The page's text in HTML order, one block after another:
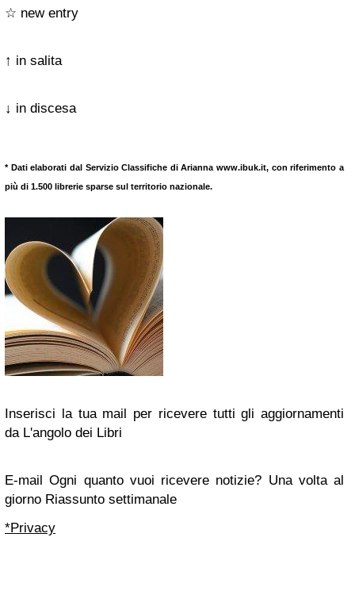
☆ new entry
↑ in salita
↓ in discesa
* Dati elaborati dal Servizio Classifiche di Arianna www.ibuk.it, con riferimento a
più di 1.500 librerie sparse sul territorio nazionale.
Inserisci la tua mail per ricevere tutti gli aggiornamenti
da L'angolo dei Libri
E-mail Ogni quanto vuoi ricevere notizie? Una volta al
giorno Riassunto settimanale
*Privacy